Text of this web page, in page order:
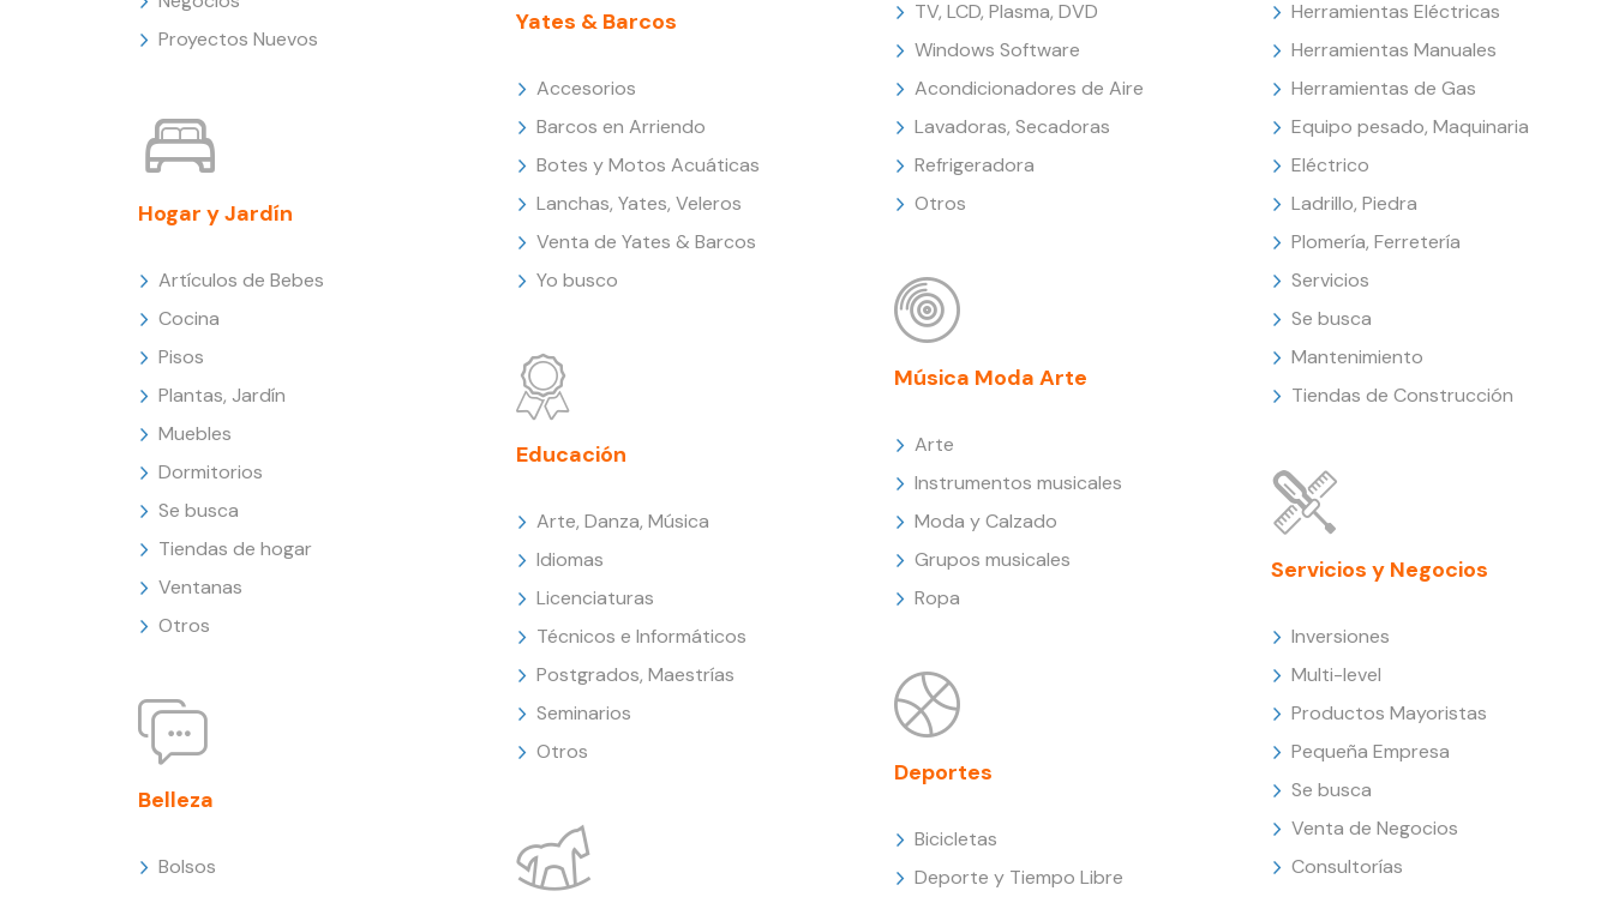
Proyectos Nuevos
Hogar y Jardín
Artículos de Bebes
Cocina
Pisos
Plantas, Jardín
Muebles
Dormitorios
Se busca
Tiendas de hogar
Ventanas
Otros
Belleza
Bolsos
Yates & Barcos
Accesorios
Barcos en Arriendo
Botes y Motos Acuáticas
Lanchas, Yates, Veleros
Venta de Yates & Barcos
Yo busco
Educación
Arte, Danza, Música
Idiomas
Licenciaturas
Técnicos e Informáticos
Postgrados, Maestrías
Seminarios
Otros
TV, LCD, Plasma, DVD
Windows Software
Acondicionadores de Aire
Lavadoras, Secadoras
Refrigeradora
Otros
Música Moda Arte
Arte
Instrumentos musicales
Moda y Calzado
Grupos musicales
Ropa
Deportes
Bicicletas
Deporte y Tiempo Libre
Herramientas Eléctricas
Herramientas Manuales
Herramientas de Gas
Equipo pesado, Maquinaria
Eléctrico
Ladrillo, Piedra
Plomería, Ferretería
Servicios
Se busca
Mantenimiento
Tiendas de Construcción
Servicios y Negocios
Inversiones
Multi-level
Productos Mayoristas
Pequeña Empresa
Se busca
Venta de Negocios
Consultorías